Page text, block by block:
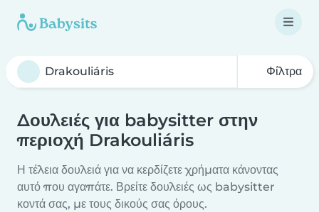
Φίλτρα
Δουλειές για babysitter στην
περιοχή Drakouliáris
Η τέλεια δουλειά για να κερδίζετε χρήματα κάνοντας
αυτό που αγαπάτε. Βρείτε δουλειές ως babysitter
κοντά σας, με τους δικούς σας όρους.